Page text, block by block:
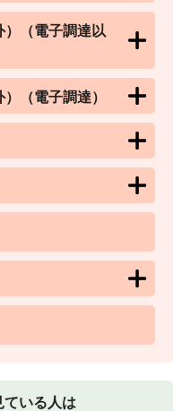
）（電子調達以
（電子調達）
ている人は